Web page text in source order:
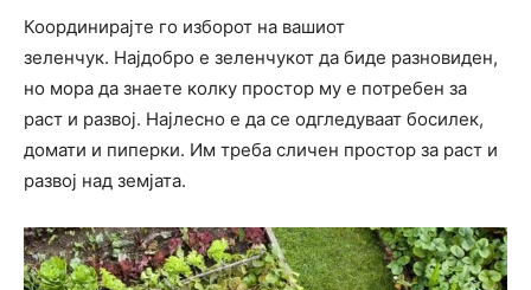
Координирајте го изборот на вашиот
зеленчук. Најдобро е зеленчукот да биде разновиден,
но мора да знаете колку простор му е потребен за
раст и развој. Најлесно е да се одгледуваат босилек,
домати и пиперки. Им треба сличен простор за раст и
развој над земјата.